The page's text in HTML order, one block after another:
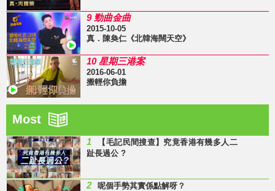
9 勁曲金曲
2015-10-05
真．陳奐仁《北韓海闊天空》
10 星期三港案
2016-06-01
搬輕你負擔
Most
1
【毛記民間搜查】究竟香港有幾多人二
趾長過公 ?
2 呢個手勢其實係點解呀？